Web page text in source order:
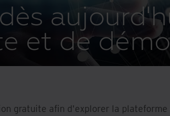
et de
gratuite afin d'explorer la